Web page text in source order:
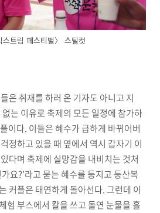
스트림 페스티벌〉 스틸컷
은 취재를 하러 온 기자도 아니고 지
는 이유로 축제의 모든 일정에 참가하
플이다. 이들은 혜수가 급하게 바뀌어버
정하고 있을 때 옆에서 역시 갑자기 이
다며 축제에 실망감을 내비치는 것처
요?’라고 묻는 혜수를 등지고 등산복
커플은 태연하게 돌아선다. 그런데 이
험 부스에서 칼을 쓰고 돌연 눈물을 흘